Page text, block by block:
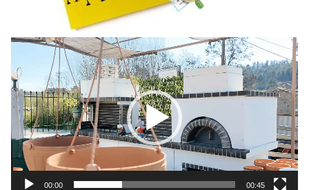
Πρόγραμμα
Αναπαραγωγής
Βίντεο
00:00 00:45